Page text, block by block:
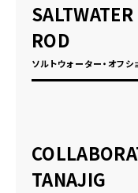
ROD
ソルトウォーター・オフシ
TANAJIG